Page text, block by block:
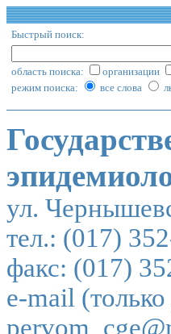
Быстрый поиск:
область поиска: организации
режим поиска:
все слова
ул.
тел.: (017)
факс: (017)
e-mail